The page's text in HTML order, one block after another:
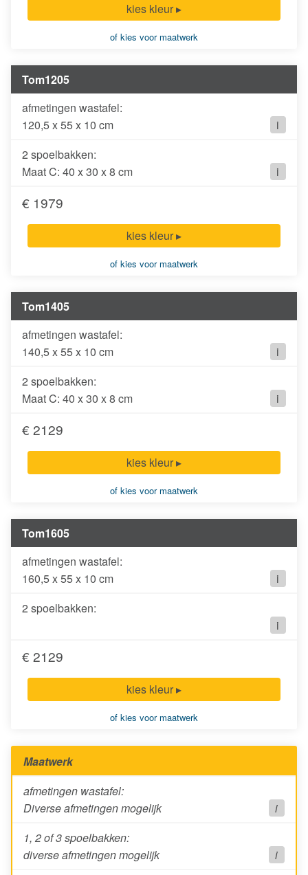
kies kleur ▸
of kies voor maatwerk
Tom1205
120,5 x 55 x 10 cm
i
2 spoelbakken:
Maat C: 40 x 30 x 8 cm
i
€ 1979
kies kleur ▸
of kies voor maatwerk
Tom1405
140,5 x 55 x 10 cm
i
2 spoelbakken:
Maat C: 40 x 30 x 8 cm
i
€ 2129
kies kleur ▸
of kies voor maatwerk
Tom1605
160,5 x 55 x 10 cm
i
2 spoelbakken:
i
€ 2129
kies kleur ▸
of kies voor maatwerk
Maatwerk
Diverse afmetingen mogelijk
i
1, 2 of 3 spoelbakken:
diverse afmetingen mogelijk
i